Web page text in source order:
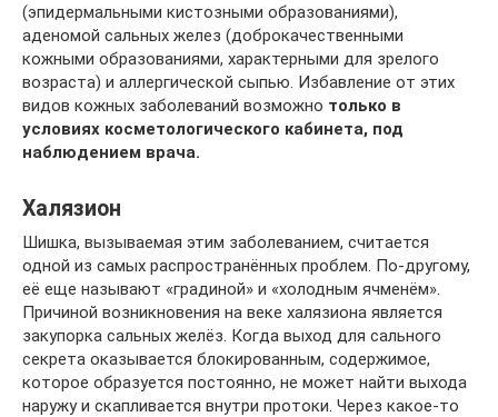
(эпидермальными кистозными образованиями),
аденомой сальных желез (доброкачественными
кожными образованиями, характерными для зрелого
возраста) и аллергической сыпью. Избавление от этих
видов кожных заболеваний возможно только в
условиях косметологического кабинета, под
наблюдением врача.
Халязион
Шишка, вызываемая этим заболеванием, считается
одной из самых распространённых проблем. По-другому,
её еще называют «градиной» и «холодным ячменём».
Причиной возникновения на веке халязиона является
закупорка сальных желёз. Когда выход для сального
секрета оказывается блокированным, содержимое,
которое образуется постоянно, не может найти выхода
наружу и скапливается внутри протоки. Через какое-то